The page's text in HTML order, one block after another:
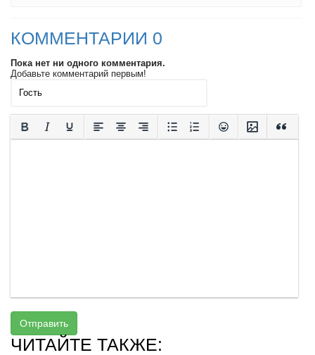
КОММЕНТАРИИ 0
Пока нет ни одного комментария.
Добавьте комментарий первым!
Отправить
ЧИТАЙТЕ ТАКЖЕ: